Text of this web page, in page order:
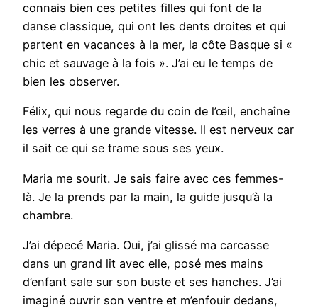
connais bien ces petites filles qui font de la
danse classique, qui ont les dents droites et qui
partent en vacances à la mer, la côte Basque si «
chic et sauvage à la fois ». J’ai eu le temps de
bien les observer.
Félix, qui nous regarde du coin de l’œil, enchaîne
les verres à une grande vitesse. Il est nerveux car
il sait ce qui se trame sous ses yeux.
Maria me sourit. Je sais faire avec ces femmes-
là. Je la prends par la main, la guide jusqu’à la
chambre.
J’ai dépecé Maria. Oui, j’ai glissé ma carcasse
dans un grand lit avec elle, posé mes mains
d’enfant sale sur son buste et ses hanches. J’ai
imaginé ouvrir son ventre et m’enfouir dedans,